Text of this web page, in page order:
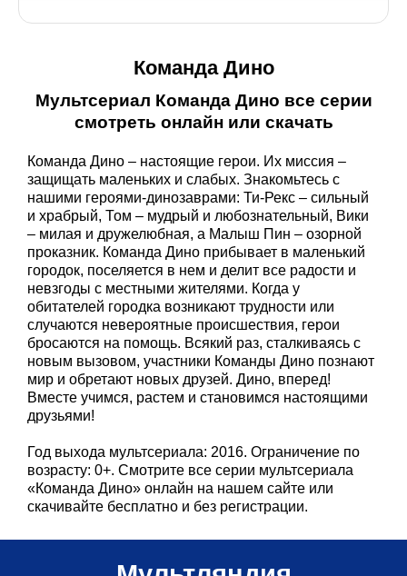
Команда Дино
Мультсериал Команда Дино все серии
смотреть онлайн или скачать
Команда Дино – настоящие герои. Их миссия –
защищать маленьких и слабых. Знакомьтесь с
нашими героями-динозаврами: Ти-Рекс – сильный
и храбрый, Том – мудрый и любознательный, Вики
– милая и дружелюбная, а Малыш Пин – озорной
проказник. Команда Дино прибывает в маленький
городок, поселяется в нем и делит все радости и
невзгоды с местными жителями. Когда у
обитателей городка возникают трудности или
случаются невероятные происшествия, герои
бросаются на помощь. Всякий раз, сталкиваясь с
новым вызовом, участники Команды Дино познают
мир и обретают новых друзей. Дино, вперед!
Вместе учимся, растем и становимся настоящими
друзьями!
Год выхода мультсериала: 2016. Ограничение по
возрасту: 0+. Смотрите все серии мультсериала
«Команда Дино» онлайн на нашем сайте или
скачивайте бесплатно и без регистрации.